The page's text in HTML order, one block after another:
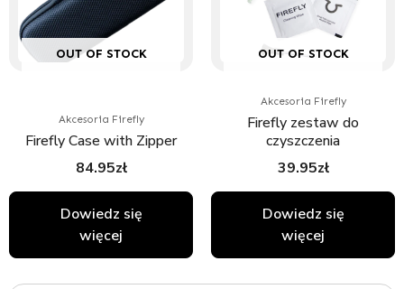
OUT OF STOCK
Akcesoria Firefly
Firefly Case with Zipper
84.95zł
Dowiedz się
więcej
OUT OF STOCK
Akcesoria Firefly
Firefly zestaw do
czyszczenia
39.95zł
Dowiedz się
więcej